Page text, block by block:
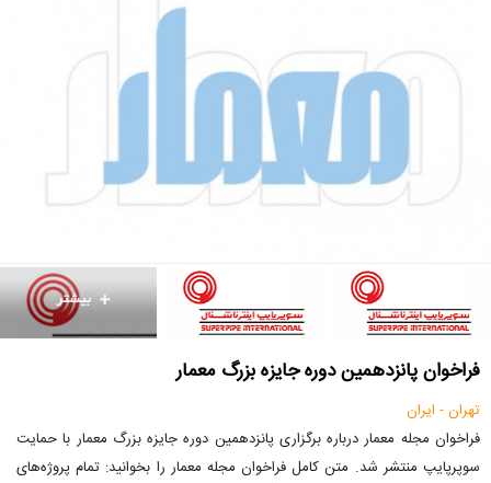
فراخوان پانزدهمین دوره جایزه بزرگ معمار
تهران - ایران
فراخوان مجله معمار درباره برگزاری پانزدهمین دوره جایزه بزرگ معمار با حمایت
سوپرپایپ منتشر شد. متن کامل فراخوان مجله معمار را بخوانید: تمام پروژه‌های